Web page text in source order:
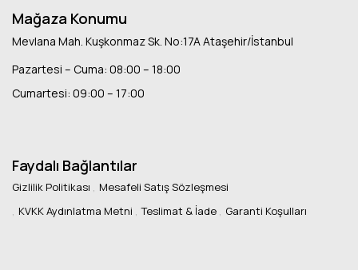
Mağaza Konumu
Mevlana Mah. Kuşkonmaz Sk. No:17A Ataşehir/İstanbul
Pazartesi – Cuma: 08:00 – 18:00
Cumartesi: 09:00 – 17:00
Faydalı Bağlantılar
Gizlilik Politikası
Mesafeli Satış Sözleşmesi
KVKK Aydınlatma Metni
Teslimat & İade Garanti Koşulları